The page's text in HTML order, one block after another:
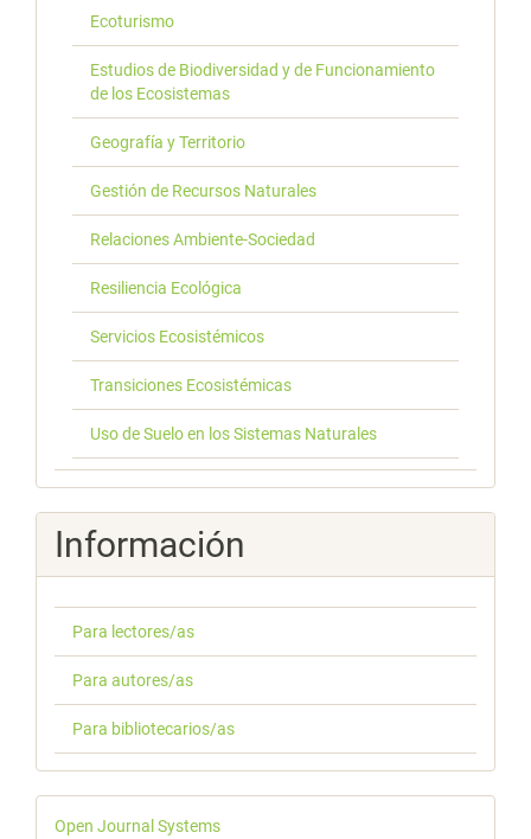
Ecoturismo
Estudios de Biodiversidad y de Funcionamiento
de los Ecosistemas
Geografía y Territorio
Gestión de Recursos Naturales
Relaciones Ambiente-Sociedad
Resiliencia Ecológica
Servicios Ecosistémicos
Transiciones Ecosistémicas
Uso de Suelo en los Sistemas Naturales
Información
Para lectores/as
Para autores/as
Para bibliotecarios/as
Desarrollado
Open Journal Systems